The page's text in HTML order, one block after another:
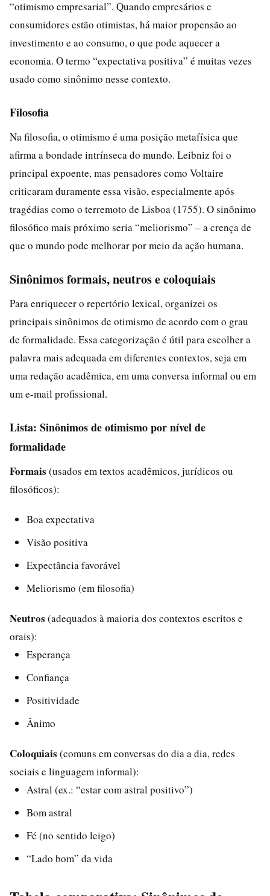
“otimismo empresarial”. Quando empresários e
consumidores estão otimistas, há maior propensão ao
investimento e ao consumo, o que pode aquecer a
economia. O termo “expectativa positiva” é muitas vezes
usado como sinônimo nesse contexto.
Filosofia
Na filosofia, o otimismo é uma posição metafísica que
afirma a bondade intrínseca do mundo. Leibniz foi o
principal expoente, mas pensadores como Voltaire
criticaram duramente essa visão, especialmente após
tragédias como o terremoto de Lisboa (1755). O sinônimo
filosófico mais próximo seria “meliorismo” – a crença de
que o mundo pode melhorar por meio da ação humana.
Sinônimos formais, neutros e coloquiais
Para enriquecer o repertório lexical, organizei os
principais sinônimos de otimismo de acordo com o grau
de formalidade. Essa categorização é útil para escolher a
palavra mais adequada em diferentes contextos, seja em
uma redação acadêmica, em uma conversa informal ou em
um e-mail profissional.
Lista: Sinônimos de otimismo por nível de
formalidade
Formais (usados em textos acadêmicos, jurídicos ou
filosóficos):
Boa expectativa
Visão positiva
Expectância favorável
Meliorismo (em filosofia)
Neutros (adequados à maioria dos contextos escritos e
orais):
Esperança
Confiança
Positividade
Ânimo
Coloquiais (comuns em conversas do dia a dia, redes
sociais e linguagem informal):
Astral (ex.: “estar com astral positivo”)
Bom astral
Fé (no sentido leigo)
“Lado bom” da vida